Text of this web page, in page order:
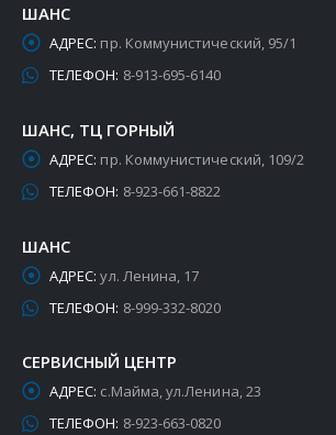
ШАНС
АДРЕС: пр. Коммунистический, 95/1
ТЕЛЕФОН: 8-913-695-6140
ШАНС, ТЦ ГОРНЫЙ
АДРЕС: пр. Коммунистический, 109/2
ТЕЛЕФОН: 8-923-661-8822
ШАНС
АДРЕС: ул. Ленина, 17
ТЕЛЕФОН: 8-999-332-8020
СЕРВИСНЫЙ ЦЕНТР
АДРЕС: с.Майма, ул.Ленина, 23
ТЕЛЕФОН: 8-923-663-0820